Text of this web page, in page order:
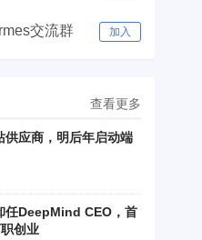
交流群 加入
查看更多
应商，明后年启动端
任DeepMind CEO，首
创业